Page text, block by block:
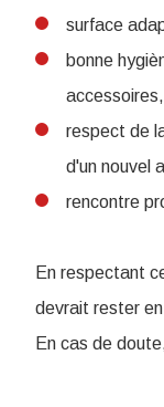
surface
bonne
accessoires,
respect de
d'un nouvel
rencontre
En respectant
devrait rester
En cas de